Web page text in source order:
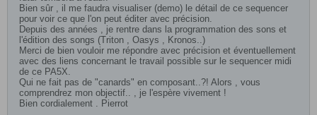
Bien sûr , il me faudra visualiser (demo) le détail de ce sequencer
pour voir ce que l'on peut éditer avec précision.
Depuis des années , je rentre dans la programmation des sons et
l'édition des songs (Triton , Oasys , Kronos..)
Merci de bien vouloir me répondre avec précision et éventuellement
avec des liens concernant le travail possible sur le sequencer midi
de ce PA5X.
Qui ne fait pas de "canards" en composant..?! Alors , vous
comprendrez mon objectif.. , je l'espère vivement !
Bien cordialement . Pierrot